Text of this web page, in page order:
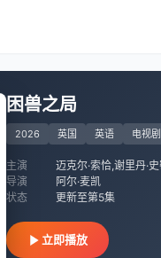
困兽之局
2026 英国 英语 电视剧
主演
导演
阿尔·麦凯
状态
更新至第5集
立即播放